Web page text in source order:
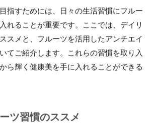
指すためには、日々の生活習慣にフルー
れることが重要です。ここでは、デイリ
スメと、フルーツを活用したアンチエイ
てご紹介します。これらの習慣を取り入
ら輝く健康美を手に入れることができる
ーツ習慣のススメ